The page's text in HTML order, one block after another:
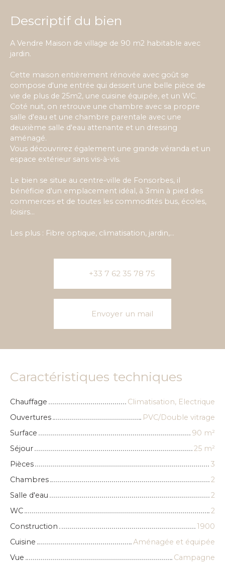
Descriptif du bien
A Vendre Maison de village de 90 m2 habitable avec
jardin.
Cette maison entièrement rénovée avec goût se
compose d'une entrée qui dessert une belle pièce de
vie de plus de 25m2, une cuisine équipée, et un WC.
Coté nuit, on retrouve une chambre avec sa propre
salle d'eau et une chambre parentale avec une
deuxième salle d'eau attenante et un dressing
aménagé.
Vous découvrirez également une grande véranda et un
espace extérieur sans vis-à-vis.
Le bien se situe au centre-ville de Fonsorbes, il
bénéficie d'un emplacement idéal, à 3min à pied des
commerces et de toutes les commodités bus, écoles,
loisirs...
Les plus : Fibre optique, climatisation, jardin,...
+33 7 62 35 78 75
Envoyer un mail
Caractéristiques techniques
Chauffage
Climatisation, Electrique
Ouvertures
PVC/Double vitrage
Surface
90 m²
Séjour
25 m²
Pièces
3
Chambres
2
Salle d'eau
2
WC
2
Construction
1900
Cuisine
Aménagée et équipée
Vue
Campagne